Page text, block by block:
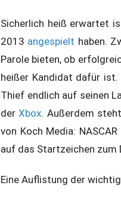
Sicherlich heiß erwartet
2013 angespielt haben.
Parole bieten, ob
heißer Kandidat dafür
Thief endlich auf seinen
derXbox. Außerdem
von Koch Media:
auf das Startzeichen zum
Eine Auflistung der